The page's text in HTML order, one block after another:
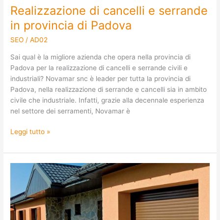
Realizzazione di cancelli e serrande
in provincia di Padova
SEO /AD02
Sai qual è la migliore azienda che opera nella provincia di
Padova per la realizzazione di cancelli e serrande civili e
industriali? Novamar snc è leader per tutta la provincia di
Padova, nella realizzazione di serrande e cancelli sia in ambito
civile che industriale. Infatti, grazie alla decennale esperienza
nel settore dei serramenti, Novamar è
Leggi tutto »
Costruzione
porte
e
portoni